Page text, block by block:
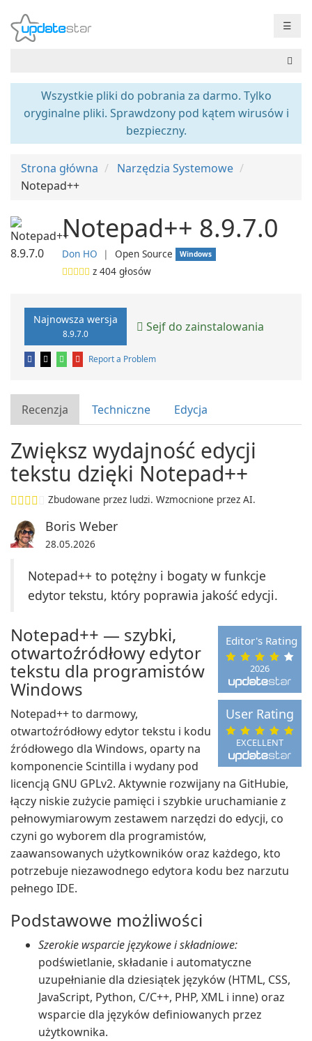
☰
Wszystkie pliki do pobrania za darmo. Tylko
oryginalne pliki. Sprawdzony pod kątem wirusów i
bezpieczny.
Strona główna
Narzędzia Systemowe
Notepad++
Notepad++ 8.9.7.0
Don HO ❘ Open Source Windows
z 404 głosów
Najnowsza wersja
8.9.7.0 Sejf do zainstalowania
Report a Problem
Recenzja Techniczne Edycja
Zwiększ wydajność edycji
tekstu dzięki Notepad++
Zbudowane przez ludzi. Wzmocnione przez AI.
Boris Weber
28.05.2026
Notepad++ to potężny i bogaty w funkcje
edytor tekstu, który poprawia jakość edycji.
2026
Editor's Rating
EXCELLENT
User Rating
Notepad++ — szybki,
otwartoźródłowy edytor
tekstu dla programistów
Windows
Notepad++ to darmowy,
otwartoźródłowy edytor tekstu i kodu
źródłowego dla Windows, oparty na
komponencie Scintilla i wydany pod
licencją GNU GPLv2. Aktywnie rozwijany na GitHubie,
łączy niskie zużycie pamięci i szybkie uruchamianie z
pełnowymiarowym zestawem narzędzi do edycji, co
czyni go wyborem dla programistów,
zaawansowanych użytkowników oraz każdego, kto
potrzebuje niezawodnego edytora kodu bez narzutu
pełnego IDE.
Podstawowe możliwości
Szerokie wsparcie językowe i składniowe:
podświetlanie, składanie i automatyczne
uzupełnianie dla dziesiątek języków (HTML, CSS,
JavaScript, Python, C/C++, PHP, XML i inne) oraz
wsparcie dla języków definiowanych przez
użytkownika.